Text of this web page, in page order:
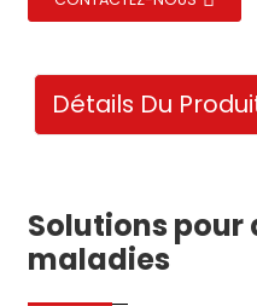
Détails Du
Solutions
maladies